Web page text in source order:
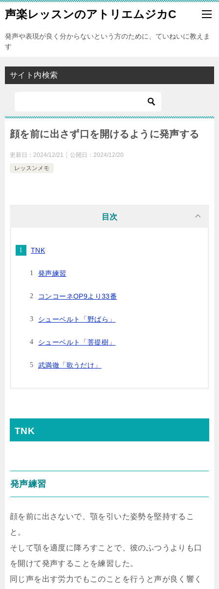
声楽レッスンのアトリエムジカC
発声や表現が良く分からないという方のために、ていねいに教えま
す
サイト内検索
顔を前に出さず口を開けるように発声する
更新日： 2024/12/21 公開日： 2024/12/20
レッスンメモ
目次
TNK
発声練習
コンコーネOP9より33番
シューベルト「野ばら」
シューベルト「菩提樹」
武満徹「歌うだけ」
TNK
発声練習
顔を前に出さないで、顎を引いた姿勢を堅持するこ
と。
そして顎を適度に降ろすことで、彼のふつうよりも口
を開けて発声することを練習した。
同じ声を出す労力でもこのことを行うと声が良く響く